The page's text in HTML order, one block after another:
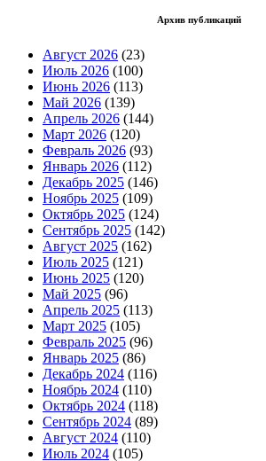
Архив публикаций
Август 2026 (23)
Июль 2026 (100)
Июнь 2026 (113)
Май 2026 (139)
Апрель 2026 (144)
Март 2026 (120)
Февраль 2026 (93)
Январь 2026 (112)
Декабрь 2025 (146)
Ноябрь 2025 (109)
Октябрь 2025 (124)
Сентябрь 2025 (142)
Август 2025 (162)
Июль 2025 (121)
Июнь 2025 (120)
Май 2025 (96)
Апрель 2025 (113)
Март 2025 (105)
Февраль 2025 (96)
Январь 2025 (86)
Декабрь 2024 (116)
Ноябрь 2024 (110)
Октябрь 2024 (118)
Сентябрь 2024 (89)
Август 2024 (110)
Июль 2024 (105)